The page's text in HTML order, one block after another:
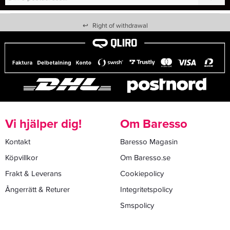
↩ Right of withdrawal
Vi hjälper dig!
Kontakt
Köpvillkor
Frakt & Leverans
Ångerrätt & Returer
Om Baresso
Baresso Magasin
Om Baresso.se
Cookiepolicy
Integritetspolicy
Smspolicy